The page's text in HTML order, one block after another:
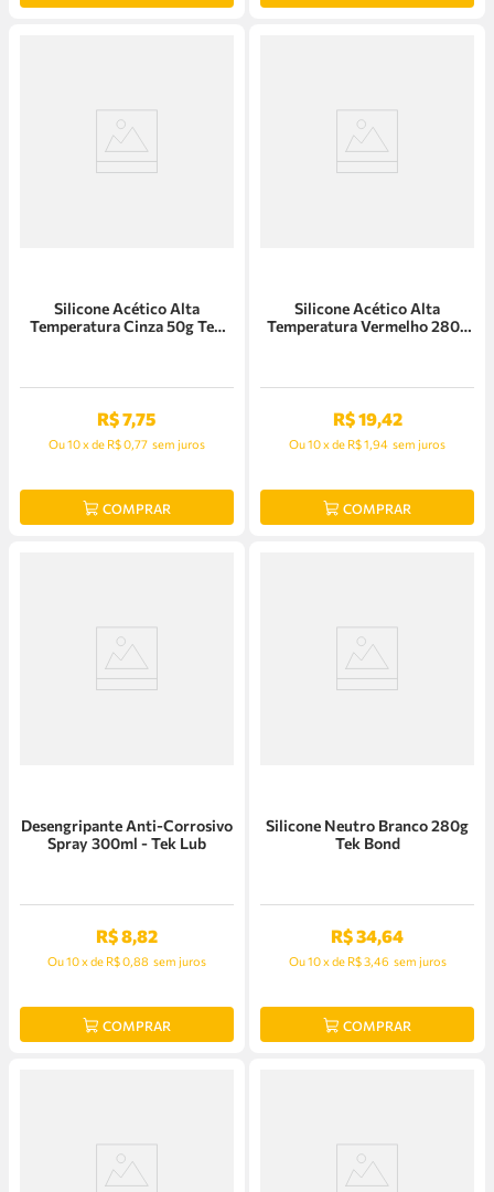
Silicone Acético Alta
Temperatura Cinza 50g Tek
R$7,75
Ou10xde R$ 0,77 sem juros
COMPRAR
Silicone Acético Alta
Temperatura Vermelho 280g
R$19,42
Ou10xde R$ 1,94 sem juros
COMPRAR
Desengripante Anti-Corrosivo
Spray 300ml - Tek Lub
R$8,82
Ou10xde R$ 0,88 sem juros
COMPRAR
Silicone Neutro Branco 280g
Tek Bond
R$34,64
Ou10xde R$ 3,46 sem juros
COMPRAR